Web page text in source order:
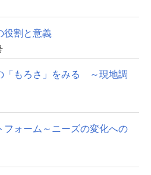
役割と意義
「もろさ」をみる ～現地調
ォーム～ニーズの変化への